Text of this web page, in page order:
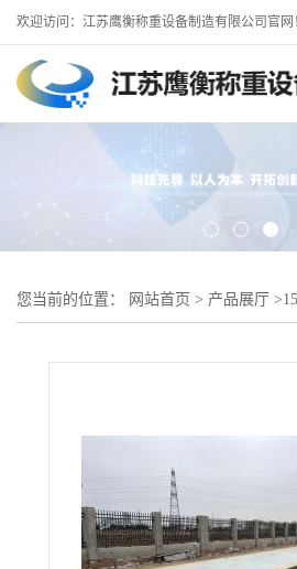
欢迎访问：江苏鹰衡称重设备制造有限公司官网
您当前的位置： 网站首页 > 产品展厅 >